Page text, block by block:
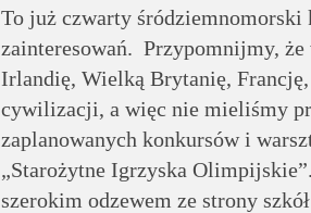
To już czwarty śródziemnomorski
zainteresowań. Przypomnijmy,
Irlandię, Wielką Brytanię,
cywilizacji, a więc nie mieliśmy
zaplanowanych konkursów i
„Starożytne Igrzyska
szerokim odzewem ze strony